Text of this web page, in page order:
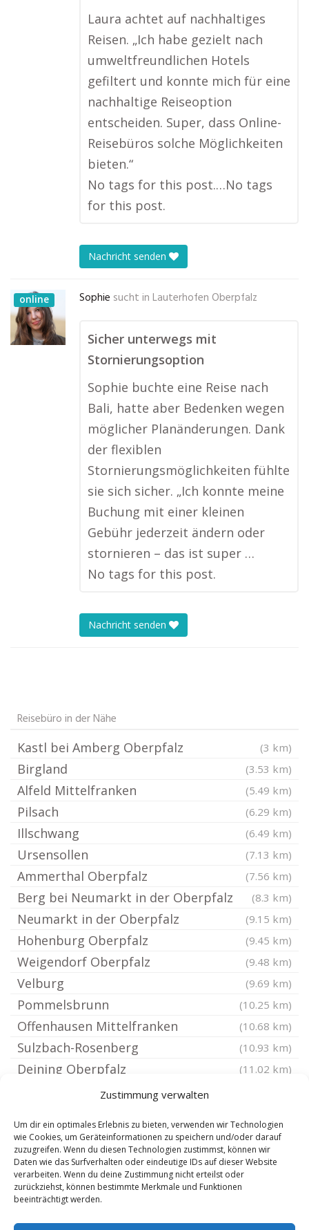
Zustimmung verwalten
Um dir ein optimales Erlebnis zu bieten, verwenden wir Technologien
wie Cookies, um Geräteinformationen zu speichern und/oder darauf
zuzugreifen. Wenn du diesen Technologien zustimmst, können wir
Daten wie das Surfverhalten oder eindeutige IDs auf dieser Website
verarbeiten. Wenn du deine Zustimmung nicht erteilst oder
zurückziehst, können bestimmte Merkmale und Funktionen
beeinträchtigt werden.
Laura achtet auf nachhaltiges
Reisen. „Ich habe gezielt nach
umweltfreundlichen Hotels
gefiltert und konnte mich für eine
nachhaltige Reiseoption
entscheiden. Super, dass Online-
Reisebüros solche Möglichkeiten
bieten.“
No tags for this post.…No tags
for this post.
Nachricht senden
online Sophie sucht in Lauterhofen Oberpfalz
Sicher unterwegs mit
Stornierungsoption
Sophie buchte eine Reise nach
Bali, hatte aber Bedenken wegen
möglicher Planänderungen. Dank
der flexiblen
Stornierungsmöglichkeiten fühlte
sie sich sicher. „Ich konnte meine
Buchung mit einer kleinen
Gebühr jederzeit ändern oder
stornieren – das ist super …
No tags for this post.
Nachricht senden
Reisebüro in der Nähe
Kastl bei Amberg Oberpfalz (3 km)
Birgland (3.53 km)
Alfeld Mittelfranken (5.49 km)
Pilsach (6.29 km)
Illschwang (6.49 km)
Ursensollen (7.13 km)
Ammerthal Oberpfalz (7.56 km)
Berg bei Neumarkt in der Oberpfalz (8.3 km)
Neumarkt in der Oberpfalz (9.15 km)
Hohenburg Oberpfalz (9.45 km)
Weigendorf Oberpfalz (9.48 km)
Velburg (9.69 km)
Pommelsbrunn (10.25 km)
Offenhausen Mittelfranken (10.68 km)
Sulzbach-Rosenberg (10.93 km)
Deining Oberpfalz (11.02 km)
Poppenricht (11.52 km)
Neukirchen bei Sulzbach-Rosenberg (11.54 km)
Etzelwang (11.61 km)
Altdorf bei Nürnberg
Engelthal Mittelfranken